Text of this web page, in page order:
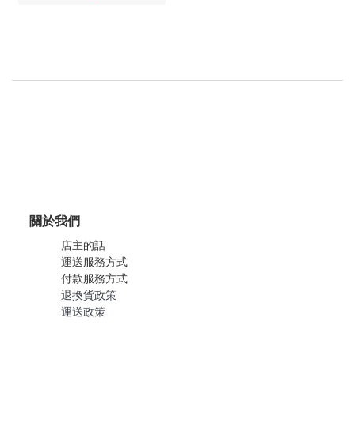
關於我們
店主的話
運送服務方式
付款服務方式
退換貨政策
運送政策